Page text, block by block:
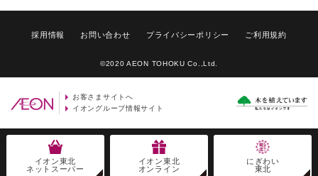
イオン東北
ネットスーパー
イオン東北
オンライン
にぎわい
東北
採用情報 お問い合わせ プライバシーポリシー ご利用規約
©2020 AEON TOHOKU Co.,Ltd.
お客さまサイトへ
イオングループ情報サイト